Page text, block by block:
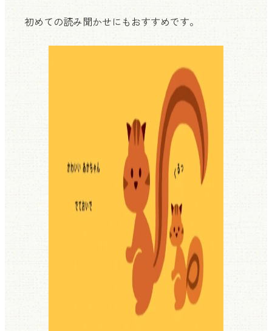
初めての読み聞かせにもおすすめです。